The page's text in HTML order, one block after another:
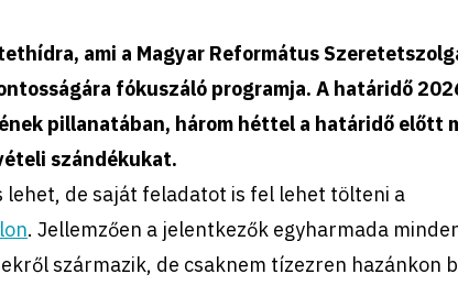
ami a Magyar Református
fókuszáló programja. A határidő
pillanatában, három héttel a határidő előtt
szándékukat.
lehet, de saját feladatot is fel lehet tölteni a
. Jellemzően a jelentkezők egyharmada
származik, de csaknem tízezren hazánkon